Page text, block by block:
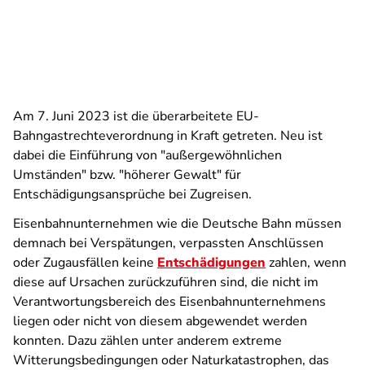
Am 7. Juni 2023 ist die überarbeitete EU-
Bahngastrechteverordnung in Kraft getreten. Neu ist
dabei die Einführung von "außergewöhnlichen
Umständen" bzw. "höherer Gewalt" für
Entschädigungsansprüche bei Zugreisen.
Eisenbahnunternehmen wie die Deutsche Bahn müssen
demnach bei Verspätungen, verpassten Anschlüssen
oder Zugausfällen keine Entschädigungen zahlen, wenn
diese auf Ursachen zurückzuführen sind, die nicht im
Verantwortungsbereich des Eisenbahnunternehmens
liegen oder nicht von diesem abgewendet werden
konnten. Dazu zählen unter anderem extreme
Witterungsbedingungen oder Naturkatastrophen, das